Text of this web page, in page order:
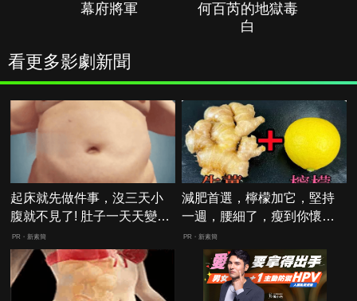
幕府將軍
何百芮的地獄毒
白
看更多影劇新聞
起床就先做件事，沒三天小
腹就不見了! 肚子一天天變
小！
PR・新素簡
減肥首選，檸檬加它，堅持
一週，腰細了，瘦到你懷疑
人生
PR・新素簡